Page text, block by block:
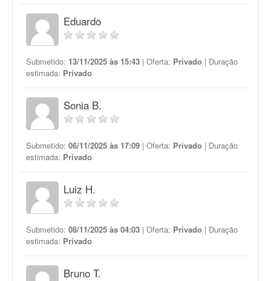
Eduardo
Submetido: 13/11/2025 às 15:43 | Oferta: Privado | Duração
estimada: Privado
Sonia B.
Submetido: 06/11/2025 às 17:09 | Oferta: Privado | Duração
estimada: Privado
Luiz H.
Submetido: 08/11/2025 às 04:03 | Oferta: Privado | Duração
estimada: Privado
Bruno T.